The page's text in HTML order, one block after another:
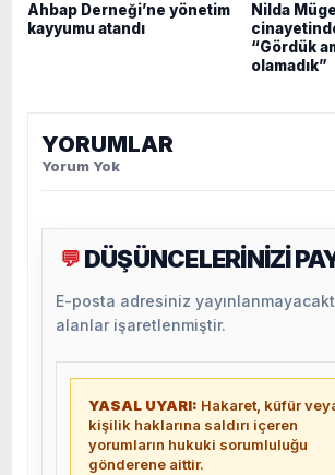
Ahbap Derneği’ne yönetim
kayyumu atandı
Nilda
“Gördük
olamadık”
YORUMLAR
Yorum Yok
💬 DÜŞÜNCELERİNİZİ
E-posta adresiniz
alanlar işaretlenmiştir.
YASAL UYARI: Hakaret, küfür
kişilik haklarına saldırı içeren
yorumların hukuki sorumluluğu
gönderene aittir.